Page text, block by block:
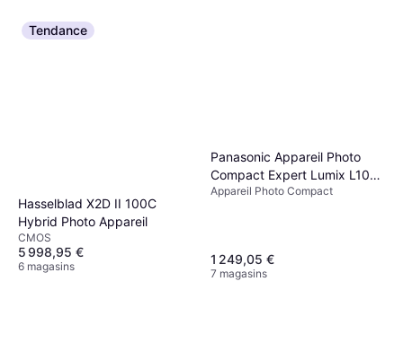
Tendance
Hasselblad X2D II 100C
Hybrid Photo Appareil
CMOS
5 998,95 €
6 magasins
Panasonic Appareil Photo
Compact Expert Lumix L10
Noir
Appareil Photo Compact
1 249,05 €
7 magasins